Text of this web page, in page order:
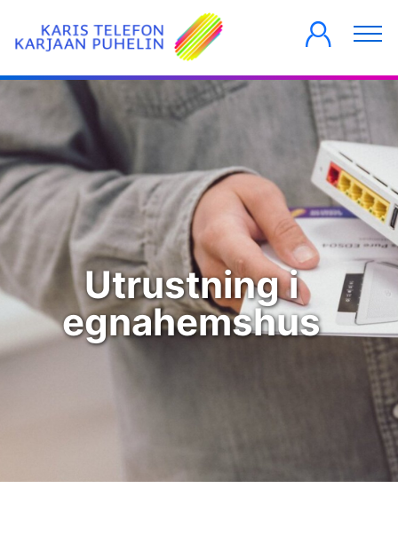
PRIVATKUNDER FÖRETAG HUSBOLAG
Utrustning i
egnahemshus